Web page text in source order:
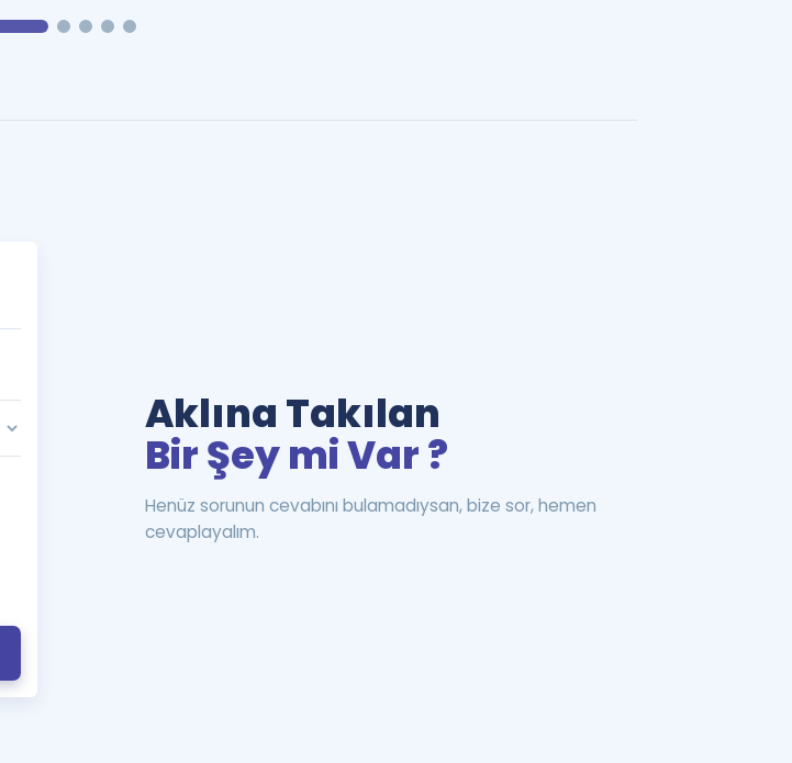
Aklına Takılan
Bir Şey mi Var ?
Henüz sorunun cevabını bulamadıysan, bize sor, hemen
cevaplayalım.